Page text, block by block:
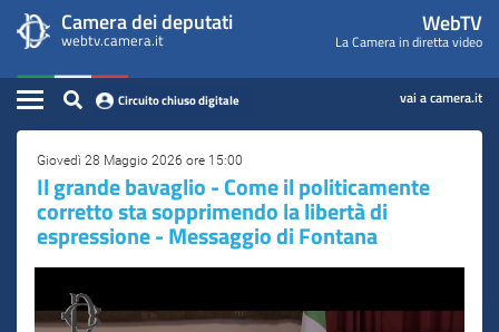
contenuto
principale
WebTV
Camera
dei
Deputati
menu
di
navigazione
Camera dei deputati
webtv.camera.it
WebTV
La Camera in diretta video
Home
Assemblea
Presidente
Commissioni
Eventi
Conferenze Stampa
Cerca
Circuito chiuso digitale vai a camera.it
Contenuto
Giovedì 28 Maggio 2026 ore 15:00
Il grande bavaglio - Come il politicamente
corretto sta sopprimendo la libertà di
espressione - Messaggio di Fontana